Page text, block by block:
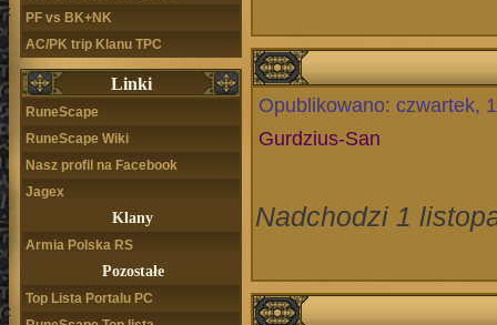
PF vs BK+NK
AC/PK trip Klanu TPC
Linki
RuneScape
RuneScape Wiki
Nasz profil na Facebook
Jagex
Klany
Armia Polska RS
Pozostałe
Top Lista Portalu PC
Opublikowano: czwartek,
Gurdzius-San
Nadchodzi 1